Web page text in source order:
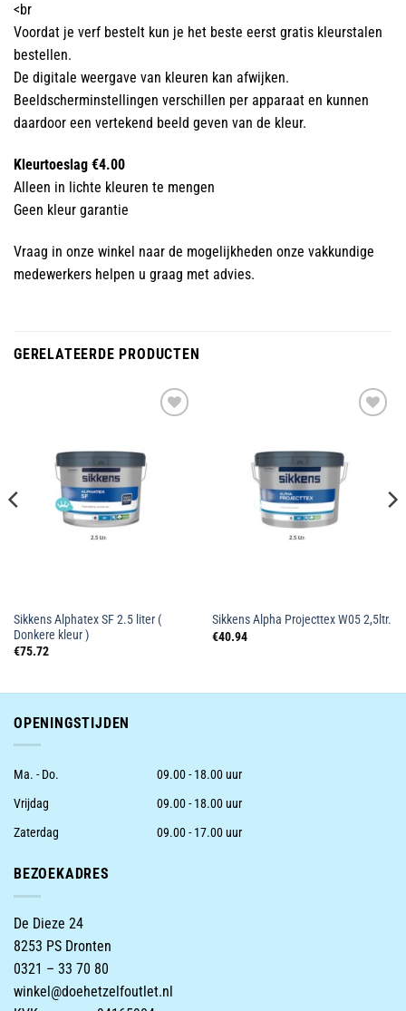
<br
Voordat je verf bestelt kun je het beste eerst gratis kleurstalen
bestellen.
De digitale weergave van kleuren kan afwijken.
Beeldscherminstellingen verschillen per apparaat en kunnen
daardoor een vertekend beeld geven van de kleur.
Kleurtoeslag €4.00
Alleen in lichte kleuren te mengen
Geen kleur garantie
Vraag in onze winkel naar de mogelijkheden onze vakkundige
medewerkers helpen u graag met advies.
GERELATEERDE PRODUCTEN
wenslijst
Sikkens Alphatex SF 2.5 liter (
Donkere kleur )
€75.72
wenslijst
Sikkens Alpha Projecttex W05 2,5ltr.
€40.94
OPENINGSTIJDEN
Ma. - Do.
09.00 - 18.00 uur
Vrijdag
09.00 - 18.00 uur
Zaterdag
09.00 - 17.00 uur
BEZOEKADRES
De Dieze 24
8253 PS Dronten
0321 – 33 70 80
winkel@doehetzelfoutlet.nl